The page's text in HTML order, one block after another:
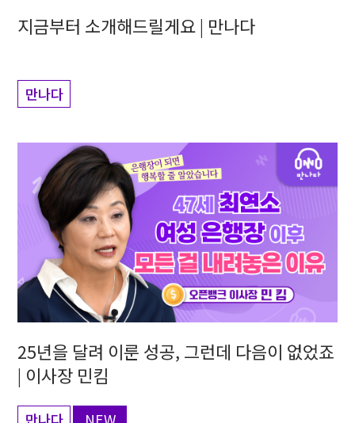
지금부터 소개해드릴게요 | 만나다
만나다
25년을 달려 이룬 성공, 그런데 다음이 없었죠
| 이사장 민킴